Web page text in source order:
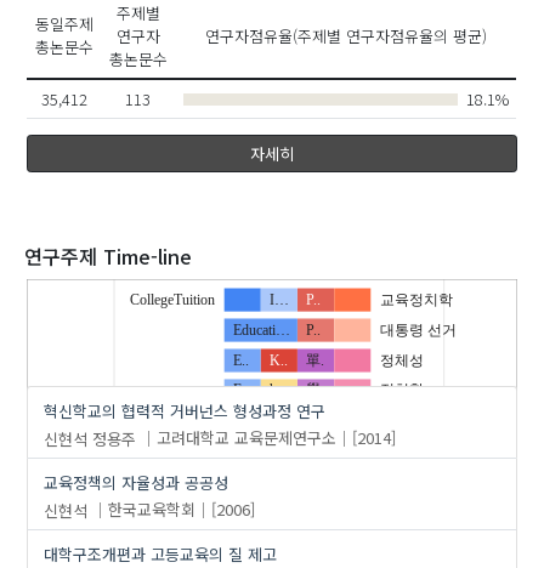
동일주제
총논문수
주제별
연구자
총논문수
연구자점유율(주제별 연구자점유율의 평균)
35,412 113 18.1%
자세히
연구주제 Time-line
CollegeTuition
Educati…
E..
F..
H..
I…
K..
P..
P..
Qualita…
Resear…
h..
單.
學.
統.
言語 類型論
고.
교육정치학
대통령 선거
정체성
정치학
의 발표논문(102)
혁신학교의 협력적 거버넌스 형성과정 연구
신현석 정용주 고려대학교 교육문제연구소
[2014]
교육정책의 자율성과 공공성
신현석
한국교육학회
[2006]
대학구조개편과 고등교육의 질 제고